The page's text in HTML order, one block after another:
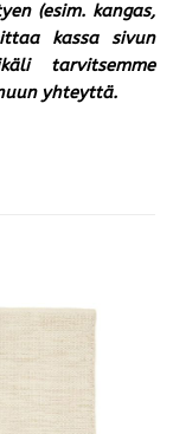
(esim. kangas,
kassa sivun
tarvitsemme
yhteyttä.